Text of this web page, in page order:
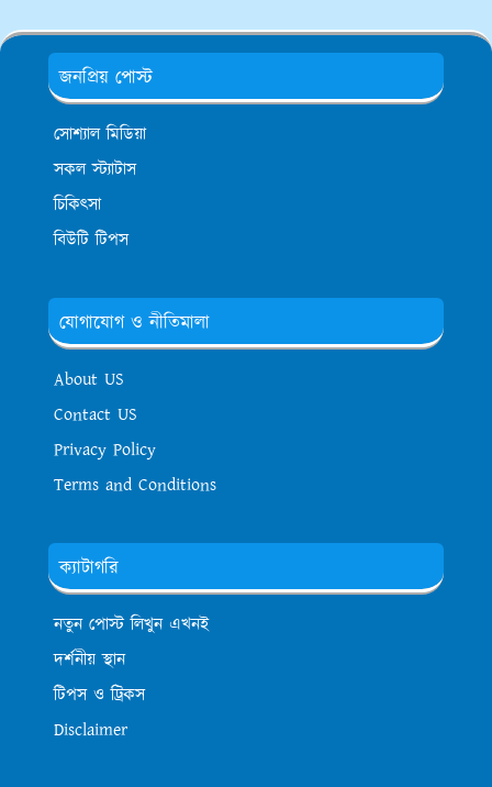
জনপ্রিয় পোস্ট
সোশ্যাল মিডিয়া
সকল স্ট্যাটাস
চিকিৎসা
বিউটি টিপস
যোগাযোগ ও নীতিমালা
About US
Contact US
Privacy Policy
Terms and Conditions
ক্যাটাগরি
নতুন পোস্ট লিখুন এখনই
দর্শনীয় স্থান
টিপস ও ট্রিকস
Disclaimer